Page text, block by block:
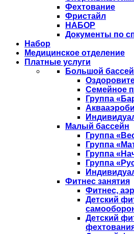
Фехтование
Фристайл
НАБОР
Документы по
Набор
Медицинское отделение
Платные услуги
Большой
Семейное
Группа
Малый бассейн
Группа
Группа
Группа
Группа
Фитнес занятия
Фитнес,
Детский
Детский